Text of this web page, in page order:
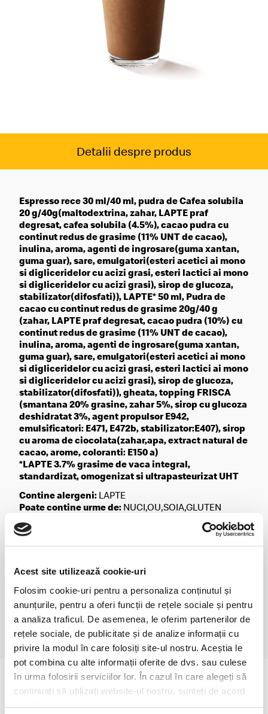
Acest site utilizează cookie-uri
Folosim cookie-uri pentru a personaliza conținutul și
anunțurile, pentru a oferi funcții de rețele sociale și pentru
a analiza traficul. De asemenea, le oferim partenerilor de
rețele sociale, de publicitate și de analize informații cu
privire la modul în care folosiți site-ul nostru. Aceștia le
pot combina cu alte informații oferite de dvs. sau culese
în urma folosirii serviciilor lor. În cazul în care alegeți să
continuați să utilizați website-ul nostru, sunteți de acord
cu utilizarea modulelor noastre cookie.
Detalii despre produs
Espresso rece 30 ml/40 ml, pudra de Cafea solubila
20 g/40g(maltodextrina, zahar, LAPTE praf
degresat, cafea solubila (4.5%), cacao pudra cu
continut redus de grasime (11% UNT de cacao),
inulina, aroma, agenti de ingrosare(guma xantan,
guma guar), sare, emulgatori(esteri acetici ai mono
si digliceridelor cu acizi grasi, esteri lactici ai mono
si digliceridelor cu acizi grasi), sirop de glucoza,
stabilizator(difosfati)), LAPTE* 50 ml, Pudra de
cacao cu continut redus de grasime 20g/40 g
(zahar, LAPTE praf degresat, cacao pudra (10%) cu
continut redus de grasime (11% UNT de cacao),
inulina, aroma, agenti de ingrosare(guma xantan,
guma guar), sare, emulgatori(esteri acetici ai mono
si digliceridelor cu acizi grasi, esteri lactici ai mono
si digliceridelor cu acizi grasi), sirop de glucoza,
stabilizator(difosfati)), gheata, topping FRISCA
(smantana 20% grasine, zahar 5%, sirop cu glucoza
deshidratat 3%, agent propulsor E942,
emulsificatori: E471, E472b, stabilizator:E407), sirop
cu aroma de ciocolata(zahar,apa, extract natural de
cacao, arome, coloranti: E150 a)
*LAPTE 3.7% grasime de vaca integral,
standardizat, omogenizat si ultrapasteurizat UHT
Contine alergeni: LAPTE
Poate contine urme de: NUCI,OU,SOIA,GLUTEN
Valoare Energetica (kJ/kcal)
742/1021 kj 177/244 kcal
Grasimi (g)
din care Acizi grasi saturati (g)1.2/1.8
din care Zaharuri (g)12/16
Fibre (g)3.0/4.0
6.0/8.5
Sare (g) 0.14/0.18